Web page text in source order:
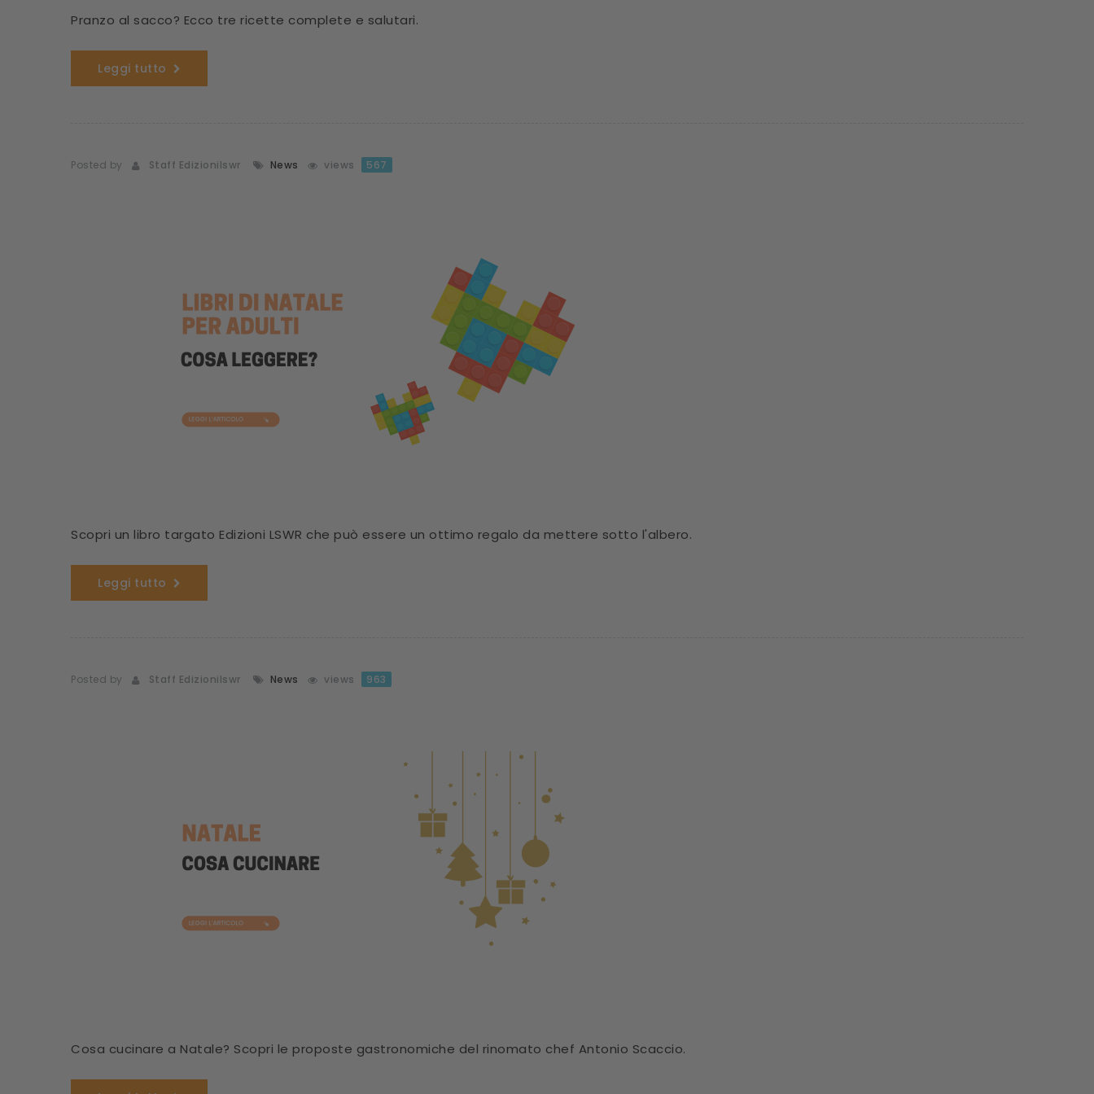
Pranzo al sacco? Ecco tre ricette complete e salutari.
Leggi tutto
Posted by Staff Edizionilswr News views 567
Scopri un libro targato Edizioni LSWR che può essere un ottimo regalo da mettere sotto l'albero.
Leggi tutto
Posted by Staff Edizionilswr News views 963
Cosa cucinare a Natale? Scopri le proposte gastronomiche del rinomato chef Antonio Scaccio.